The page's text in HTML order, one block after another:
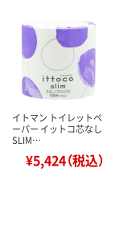
イトマン トイレットペ
ーパー イットコ芯なし
SLIM…
¥5,424（税込）